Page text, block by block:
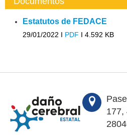
Estatutos de FEDACE
29/01/2022 I PDF I 4.592 KB
177,